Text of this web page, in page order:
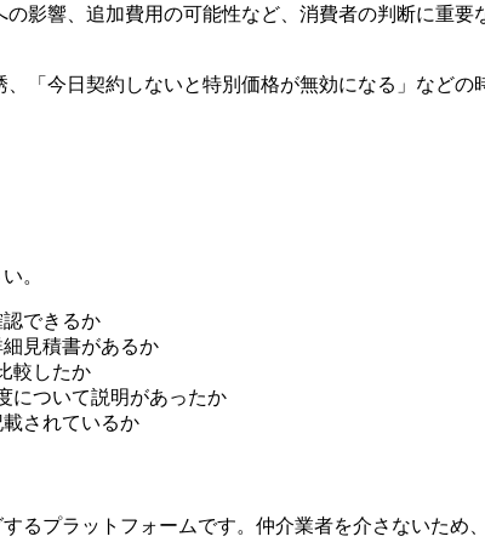
影響、追加費用の可能性など、消費者の判断に重
「今日契約しないと特別価格が無効になる」など
。
できるか
見積書があるか
較したか
について説明があったか
されているか
るプラットフォームです。仲介業者を介さないため